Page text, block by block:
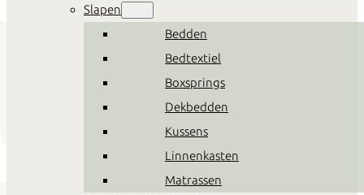
Slapen
Bedden
Bedtextiel
Boxsprings
Dekbedden
Kussens
Linnenkasten
Matrassen